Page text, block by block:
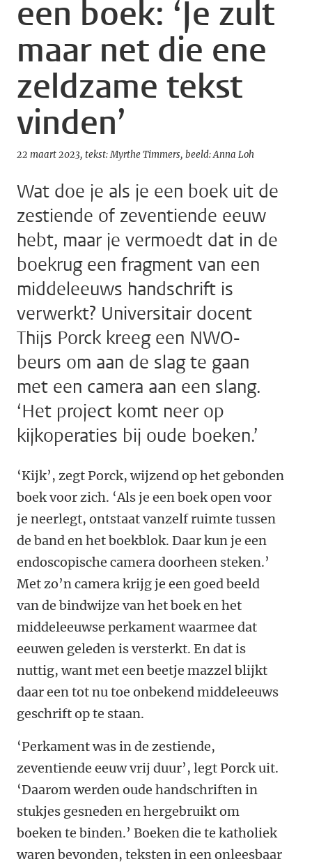
een boek: ‘Je zult
maar net die ene
zeldzame tekst
vinden’
22 maart 2023 tekst: Myrthe Timmers beeld: Anna Loh
Wat doe je als je een boek uit de
zestiende of zeventiende eeuw
hebt, maar je vermoedt dat in de
boekrug een fragment van een
middeleeuws handschrift is
verwerkt? Universitair docent
Thijs Porck kreeg een NWO-
beurs om aan de slag te gaan
met een camera aan een slang.
‘Het project komt neer op
kijkoperaties bij oude boeken.’
‘Kijk’, zegt Porck, wijzend op het gebonden
boek voor zich. ‘Als je een boek open voor
je neerlegt, ontstaat vanzelf ruimte tussen
de band en het boekblok. Daar kun je een
endoscopische camera doorheen steken.’
Met zo’n camera krijg je een goed beeld
van de bindwijze van het boek en het
middeleeuwse perkament waarmee dat
eeuwen geleden is versterkt. En dat is
nuttig, want met een beetje mazzel blijkt
daar een tot nu toe onbekend middeleeuws
geschrift op te staan.
‘Perkament was in de zestiende,
zeventiende eeuw vrij duur’, legt Porck uit.
‘Daarom werden oude handschriften in
stukjes gesneden en hergebruikt om
boeken te binden.’ Boeken die te katholiek
waren bevonden, teksten in een onleesbaar